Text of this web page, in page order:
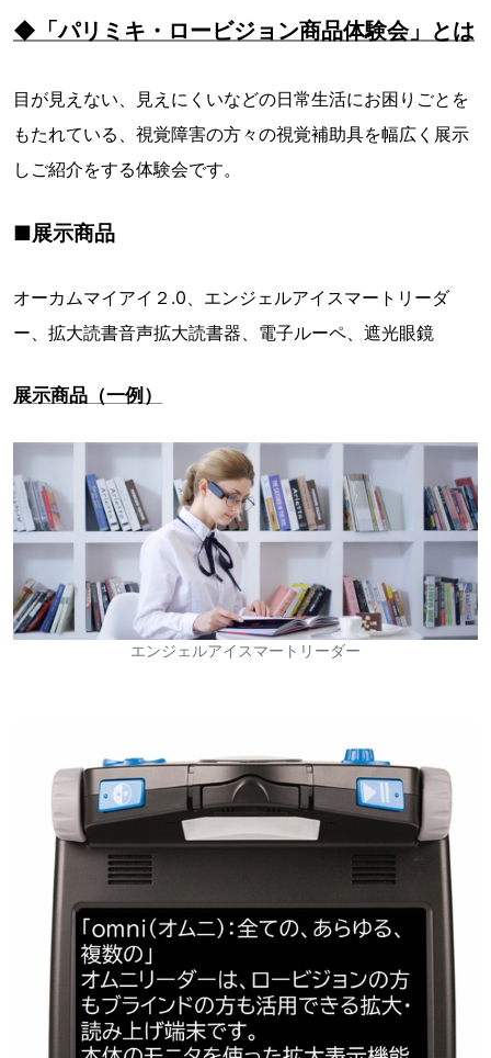
◆「パリミキ・ロービジョン商品体験会」とは
目が見えない、見えにくいなどの日常生活にお困りごとを
もたれている、視覚障害の方々の視覚補助具を幅広く展示
しご紹介をする体験会です。
■展示商品
オーカムマイアイ２.0、エンジェルアイスマートリーダ
ー、拡大読書音声拡大読書器、電子ルーペ、遮光眼鏡
展示商品（一例）
エンジェルアイスマートリーダー